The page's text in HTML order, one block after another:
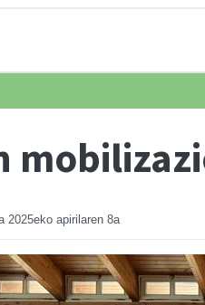
2025eko apirilaren 8a